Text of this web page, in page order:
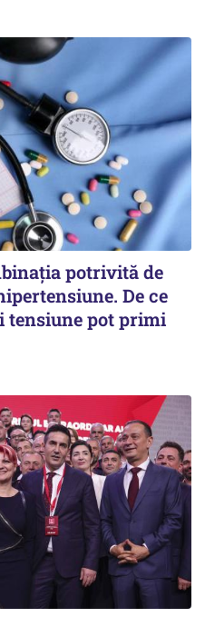
potrivită de
De ce
tensiune pot primi